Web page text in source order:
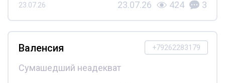
23.07.26 23.07.26 424 3
+79262283179
Валенсия
Сумашедший неадекват